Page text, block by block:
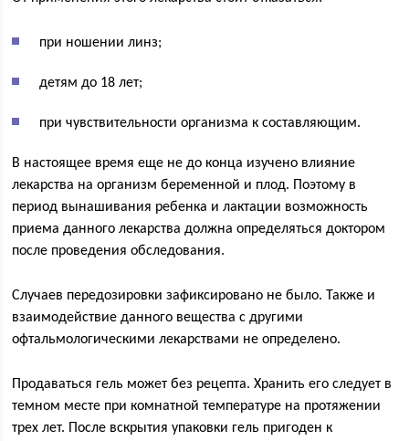
при ношении линз;
детям до 18 лет;
при чувствительности организма к составляющим.
В настоящее время еще не до конца изучено влияние
лекарства на организм беременной и плод. Поэтому в
период вынашивания ребенка и лактации возможность
приема данного лекарства должна определяться доктором
после проведения обследования.
Случаев передозировки зафиксировано не было. Также и
взаимодействие данного вещества с другими
офтальмологическими лекарствами не определено.
Продаваться гель может без рецепта. Хранить его следует в
темном месте при комнатной температуре на протяжении
трех лет. После вскрытия упаковки гель пригоден к